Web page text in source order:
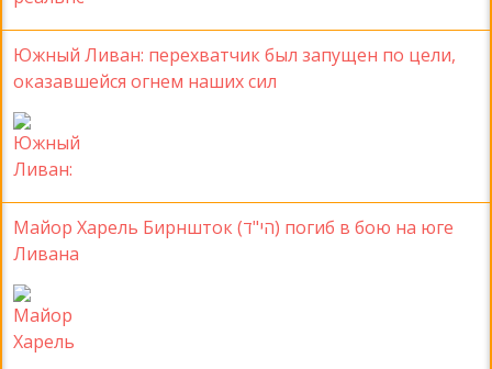
Южный Ливан: перехватчик был запущен по цели,
оказавшейся огнем наших сил
Майор Харель Бирншток (הי"ד) погиб в бою на юге
Ливана